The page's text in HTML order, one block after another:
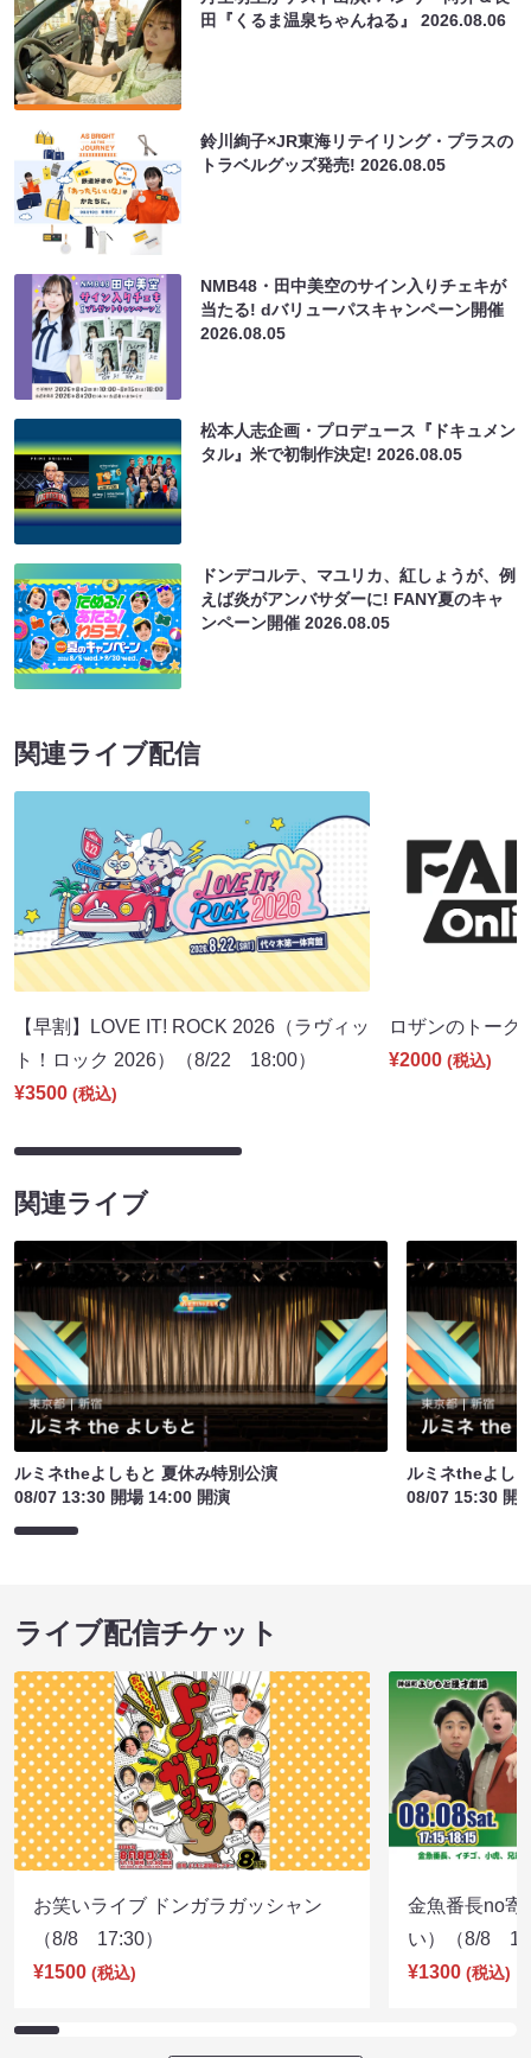
田『くるま温泉ちゃんねる』2026.08.06
鈴川絢子×JR東海リテイリング・プラスの
トラベルグッズ発売!2026.08.05
NMB48・田中美空のサイン入りチェキが
当たる! dバリューパスキャンペーン開催
2026.08.05
松本人志企画・プロデュース『ドキュメン
タル』米で初制作決定!2026.08.05
ドンデコルテ、マユリカ、紅しょうが、例
えば炎がアンバサダーに! FANY夏のキャ
ンペーン開催2026.08.05
関連ライブ配信
【早割】LOVE IT! ROCK 2026（ラヴィッ
ト！ロック 2026）（8/22 18:00）
¥3500 (税込)
ロザンのトー
¥2000 (税込)
関連ライブ
ルミネtheよしもと 夏休み特別公演
08/07 13:30 開場 14:00 開演
ルミネtheよし
08/07 15:30 開
ライブ配信チケット
お笑いライブ ドンガラガッシャン
（8/8 17:30）
¥1500 (税込)
金魚番長no寄
い）（8/8
¥1300 (税込)